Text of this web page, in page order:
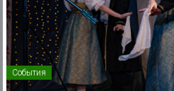
События